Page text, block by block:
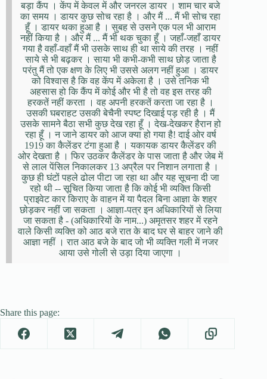
बड़ा कैंप । केंप में केवल में और जनरल डायर । शाम चार बजे
का समय । डायर कुछ सोच रहा है । और मैं ... मैं भी सोच रहा
हूँ । डायर थका हुआ है । सुबह से उसने एक पल भी आराम
नहीं किया है । और मैं ... मैं भी थक चुका हूँ । जहाँ-जहाँ डायर
गया है वहाँ-वहाँ मैं भी उसके साथ ही था साये की तरह । नहीं
साये से भी बढ़कर । साया भी कभी-कभी साथ छोड़ जाता है
परंतु मैं तो एक क्षण के लिए भी उससे अलग नहीं हुआ । डायर
को विश्वास है कि वह केंप में अकेला है । उसे तनिक भी
अहसास हो कि कैंप में कोई और भी है तो वह इस तरह की
हरकतें नहीं करता । वह अपनी हरकतें करता जा रहा है ।
उसकी घबराहट उसकी बेचैनी स्पष्ट दिखाई पड़ रही है । मैं
उसके सामने बैठा सभी कुछ देख रहा हूँ । देख-देखकर हैरान हो
रहा हूँ । न जाने डायर को आज क्या हो गया है! दाई ओर वर्ष
1919 का कैलेंडर टंगा हुआ है । यकायक डायर कैलेंडर की
ओर देखता है । फिर उठकर कैलेंडर के पास जाता है और जेब में
से लाल पेंसिल निकालकर 13 अप्रैल पर निशान लगाता है ।
कुछ ही घंटों पहले ढोल पीटा जा रहा था और यह सूचना दी जा
रहो थी -- सूचित किया जाता है कि कोई भी व्यक्ति किसी
प्राइवेट कार किराए के वाहन में या पैदल बिना आज्ञा के शहर
छोड़कर नहीं जा सकता । आज्ञा-पत्र इन अधिकारियों से लिया
जा सकता है - (अधिकारियों के नाम...) अमृतसर शहर में रहने
वाले किसी व्यक्ति को आठ बजे रात के बाद घर से बाहर जाने की
आज्ञा नहीं । रात आठ बजे के बाद जो भी व्यक्ति गली में नजर
आया उसे गोली से उड़ा दिया जाएगा ।
Share this page: